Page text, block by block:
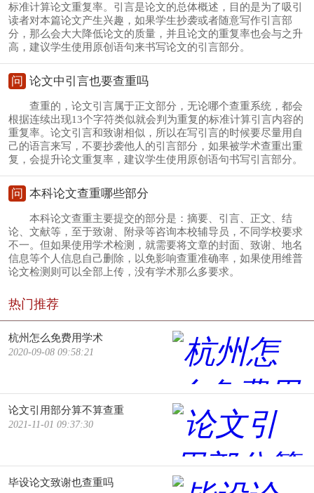
标准计算论文重复率。引言是论文的总体概述，目的是为了吸引
读者对本篇论文产生兴趣，如果学生抄袭或者随意写作引言部
分，那么会大大降低论文的质量，并且论文的重复率也会与之升
高，建议学生使用原创语句来书写论文的引言部分。
问 论文中引言也要查重吗
查重的，论文引言属于正文部分，无论哪个查重系统，都会
根据连续出现13个字符类似就会判为重复的标准计算引言内容的
重复率。论文引言和致谢相似，所以在写引言的时候要尽量用自
己的语言来写，不要抄袭他人的引言部分，如果被学术查重出重
复，会提升论文重复率，建议学生使用原创语句书写引言部分。
问 本科论文查重哪些部分
本科论文查重主要提交的部分是：摘要、引言、正文、结
论、文献等，至于致谢、附录等咨询本校辅导员，不同学校要求
不一。但如果使用学术检测，就需要将文章的封面、致谢、地名
信息等个人信息自己删除，以免影响查重准确率，如果使用维普
论文检测则可以全部上传，没有学术那么多要求。
热门推荐
杭州怎么免费用学术
2020-09-08 09:58:21
论文引用部分算不算查重
2021-11-01 09:37:30
毕设论文致谢也查重吗